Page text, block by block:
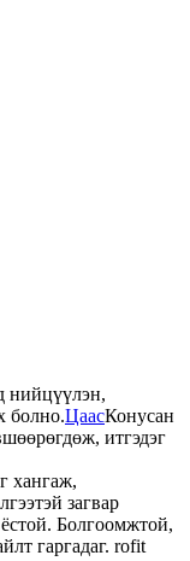
нийцүүлэн,
болно.ЦаасКонусан
итгэдэг
хангаж,
загвар
Болгоомжтой,
гаргадаг. rofit